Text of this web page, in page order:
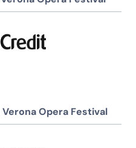
Opera Festival